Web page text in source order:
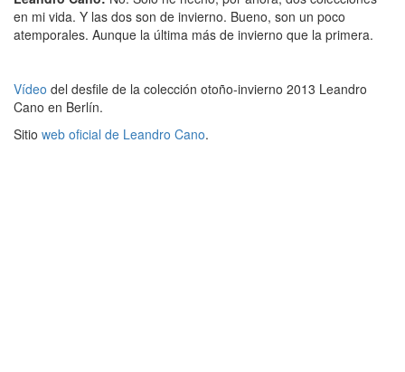
en mi vida. Y las dos son de invierno. Bueno, son un poco
atemporales. Aunque la última más de invierno que la primera.
Vídeo del desfile de la colección otoño-invierno 2013 Leandro
Cano en Berlín.
Sitio web oficial de Leandro Cano.